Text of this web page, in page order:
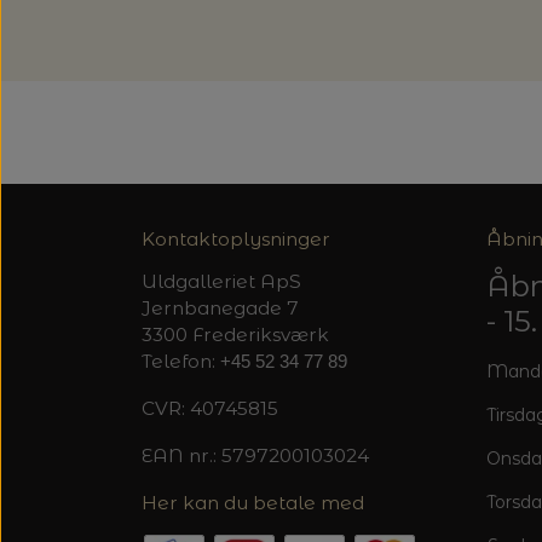
Kontaktoplysninger
Uldgalleriet ApS
Jernbanegade 7
3300 Frederiksværk
Telefon: +45 52 34 77 89
CVR: 40745815
EAN nr.: 5797200103024
Her kan du betale med
-